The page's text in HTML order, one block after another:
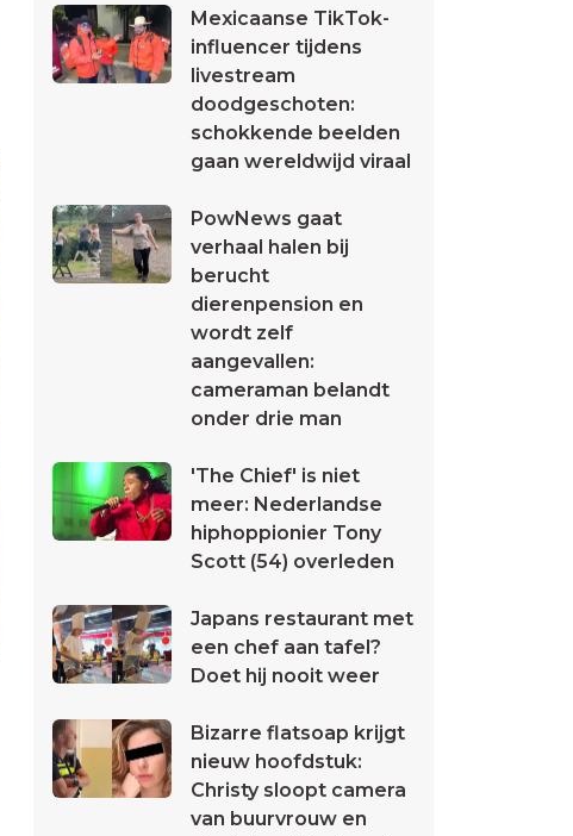
Mexicaanse TikTok-
influencer tijdens
livestream
doodgeschoten:
schokkende beelden
gaan wereldwijd viraal
PowNews gaat
verhaal halen bij
berucht
dierenpension en
wordt zelf
aangevallen:
cameraman belandt
onder drie man
'The Chief' is niet
meer: Nederlandse
hiphoppionier Tony
Scott (54) overleden
Japans restaurant met
een chef aan tafel?
Doet hij nooit weer
Bizarre flatsoap krijgt
nieuw hoofdstuk:
Christy sloopt camera
van buurvrouw en